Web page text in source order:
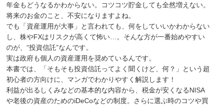
年金もどうなるかわからない。コツコツ貯金しても全然増えない。
将来のお金のこと、不安になりますよね。
でも「資産運用が大事」と言われても、何をしていいかわからない
し、株やFXはリスクが高くて怖い…。そんな方が一番始めやすい
のが、“投資信託”なんです。
実は政府も個人の資産運用を奨めているんです。
本書では、「そもそも投資信託ってよく聞くけど、何？」という超
初心者の方向けに、マンガでわかりやすく解説します！
利益が出るしくみなどの基本的な内容から、税金が安くなるNISA
や老後の資産のためのiDeCoなどの制度。さらに選ぶ時のコツや買